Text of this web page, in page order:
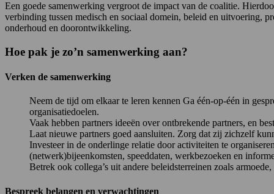
Een goede samenwerking vergroot de impact van de coalitie.
verbinding tussen medisch en sociaal domein, beleid en uitvoering,
onderhoud en doorontwikkeling.
Hoe pak je zo’n samenwerking aan?
Verken de samenwerking
Neem de tijd om elkaar te leren kennen Ga één-op-één in
organisatiedoelen.
Vaak hebben partners ideeën over ontbrekende partners, en
Laat nieuwe partners goed aansluiten. Zorg dat zij zichzelf
Investeer in de onderlinge relatie door activiteiten te
(netwerk)bijeenkomsten, speeddaten, werkbezoeken en
Betrek ook collega’s uit andere beleidsterreinen zoals
Bespreek belangen en verwachtingen